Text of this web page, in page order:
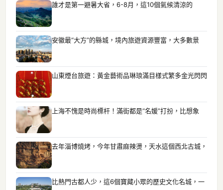
誰才是第一避暑大省，6-8月，這10個氣候清涼的
安徽最“大方”的縣城，境內旅遊資源豐富，大多數景
山東煙台旅遊：黃金藝術品琳琅滿目樣式繁多金光閃閃
上海不愧是時尚標杆！滿街都是“名媛”打扮，比想象
去年淄博燒烤，今年甘肅麻辣燙，天水這個西北古城，
比熱門古都人少，這6個寶藏小眾的歷史文化名城，一